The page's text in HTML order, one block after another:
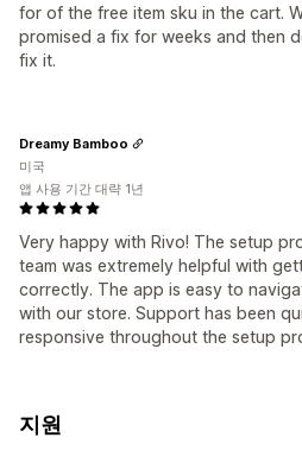
for of the free item sku in the cart.
promised a fix for weeks and then
fix it.
Very happy with Rivo! The setup
team was extremely helpful with
correctly. The app is easy to
with our store. Support has been
responsive throughout the setup
Dreamy Bamboo
미국
앱 사용 기간 대략 1년
지원